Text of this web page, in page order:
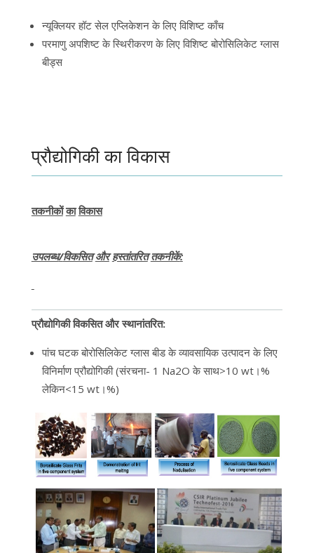
न्यूक्लियर हॉट सेल एप्लिकेशन के लिए विशिष्ट काँच
परमाणु अपशिष्ट के स्थिरीकरण के लिए विशिष्ट बोरोसिलिकेट ग्लास
बीड्स
प्रौद्योगिकी का विकास
तकनीकों का विकास
उपलब्ध/विकसित और हस्तांतरित तकनीकें:
प्रौद्योगिकी विकसित और स्थानांतरित:
पांच घटक बोरोसिलिकेट ग्लास बीड के व्यावसायिक उत्पादन के लिए
विनिर्माण प्रौद्योगिकी (संरचना- 1 Na2O के साथ>10 wt।%
लेकिन<15 wt।%)